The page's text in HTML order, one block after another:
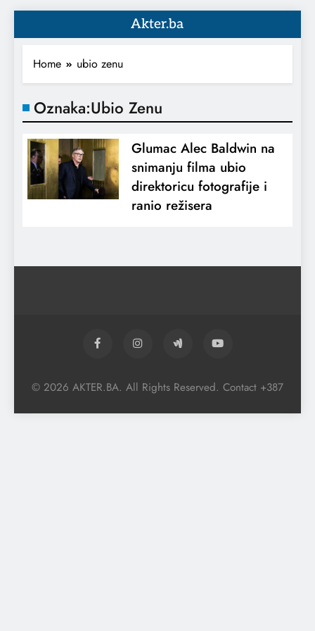
Akter.ba
Home ubio zenu
Oznaka:Ubio Zenu
Glumac Alec Baldwin na
snimanju filma ubio
direktoricu fotografije i
ranio režisera
© 2026 AKTER.BA. All Rights Reserved. Contact +387